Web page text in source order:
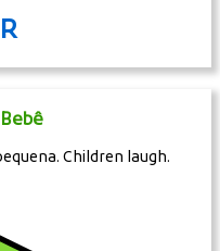
Children laugh.